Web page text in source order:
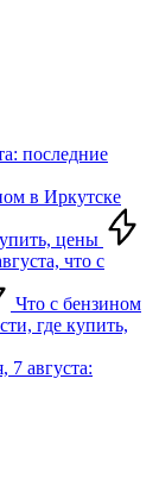
последние
в Иркутске
цены
что с
Что с бензином
где купить,
7 августа: